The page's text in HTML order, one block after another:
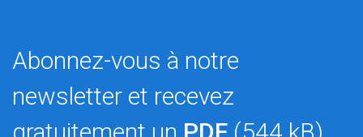
Abonnez-vous à notre
newsletter et recevez